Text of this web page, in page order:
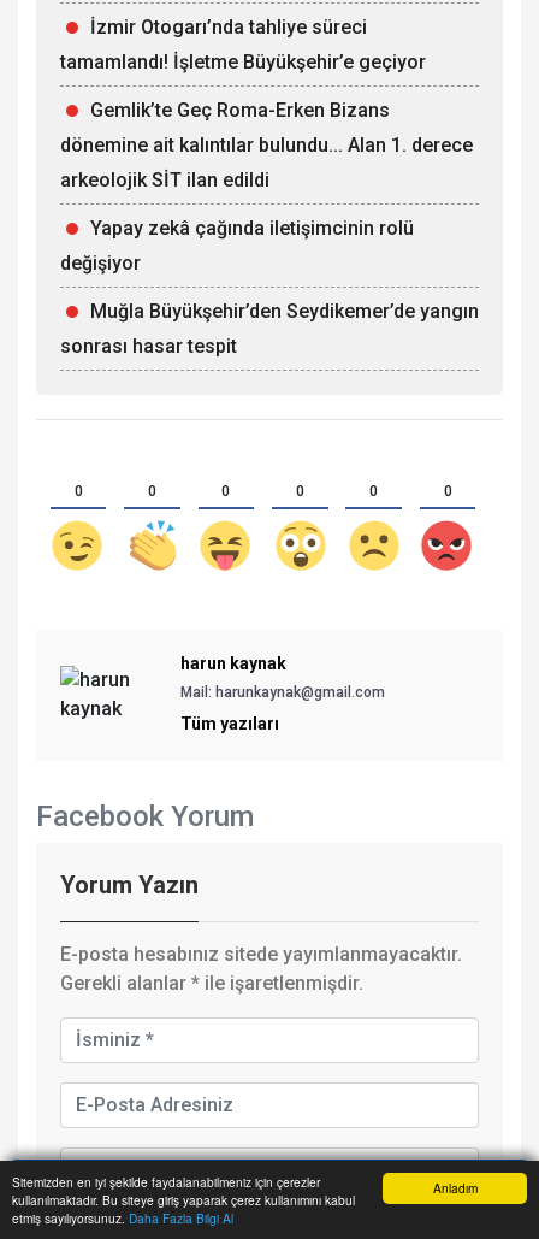
Anladım
Sitemizden en iyi şekilde faydalanabilmeniz için çerezler
kullanılmaktadır. Bu siteye giriş yaparak çerez kullanımını kabul
etmiş sayılıyorsunuz. Daha Fazla Bilgi Al
İzmir Otogarı’nda tahliye süreci
tamamlandı! İşletme Büyükşehir’e geçiyor
Gemlik’te Geç Roma-Erken Bizans
dönemine ait kalıntılar bulundu... Alan 1. derece
arkeolojik SİT ilan edildi
Yapay zekâ çağında iletişimcinin rolü
değişiyor
Muğla Büyükşehir’den Seydikemer’de yangın
sonrası hasar tespit
0 0 0 0 0 0
harun kaynak
Mail: harunkaynak@gmail.com
Tüm yazıları
Facebook Yorum
Yorum Yazın
E-posta hesabınız sitede yayımlanmayacaktır.
Gerekli alanlar * ile işaretlenmişdir.
Anasayfa Yazarlar Haber Ara İhbar Hattı Menu